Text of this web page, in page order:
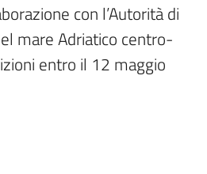
con l’Autorità di
mare Adriatico centro-
entro il 12 maggio